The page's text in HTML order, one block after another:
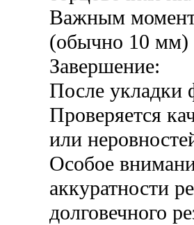
Важным
(обычно 10 мм)
Завершение:
После укладки
Проверяется
или
Особое
аккуратности
долговечного